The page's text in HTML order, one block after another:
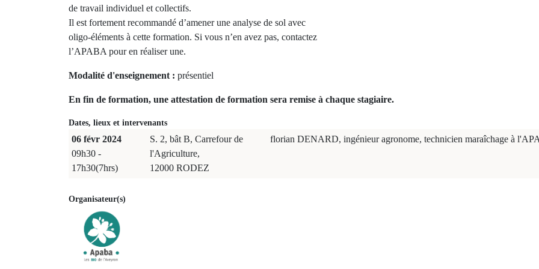
de travail individuel et collectifs.
Il est fortement recommandé d’amener une analyse de sol avec
oligo-éléments à cette formation. Si vous n’en avez pas, contactez
l’APABA pour en réaliser une.
Modalité d'enseignement : présentiel
En fin de formation, une attestation de formation sera remise à chaque stagiaire.
Dates, lieux et intervenants
06 févr 2024
09h30 -
17h30(7hrs)
S. 2, bât B, Carrefour de
l'Agriculture,
12000 RODEZ
florian DENARD, ingénieur agronome, technicien maraîchage à
Organisateur(s)